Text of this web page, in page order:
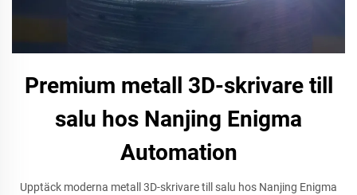
Premium metall 3D-skrivare till
salu hos Nanjing Enigma
Automation
Upptäck moderna metall 3D-skrivare till salu hos Nanjing Enigma